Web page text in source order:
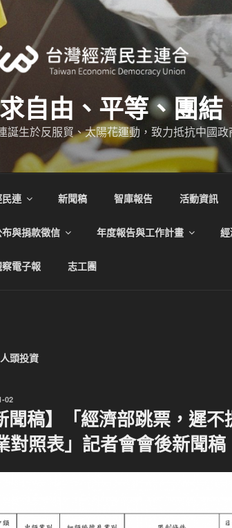
自由、平等、團
誕生於反服貿、太陽花運動，致力抵抗中國
連 新聞稿 智庫報告 活動資訊
與捐款徵信 年度報告與工作計畫
電子報 志工團
人頭投資
02
聞稿】「經濟部跳票，遲
對照表」記者會會後新聞稿